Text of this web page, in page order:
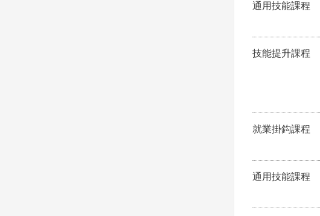
通用技能課程
技能提升課程
就業掛鈎課程
通用技能課程